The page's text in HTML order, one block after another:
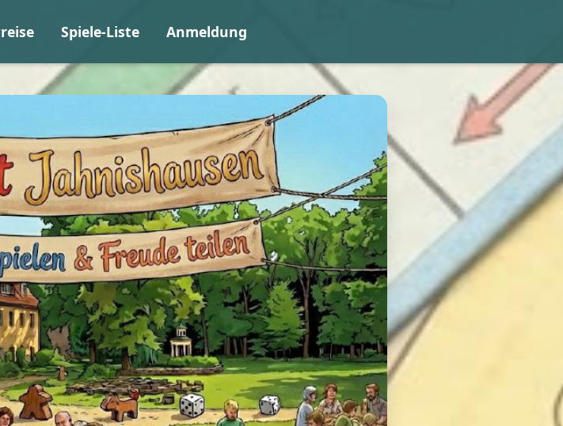
Spiele-Liste Anmeldung